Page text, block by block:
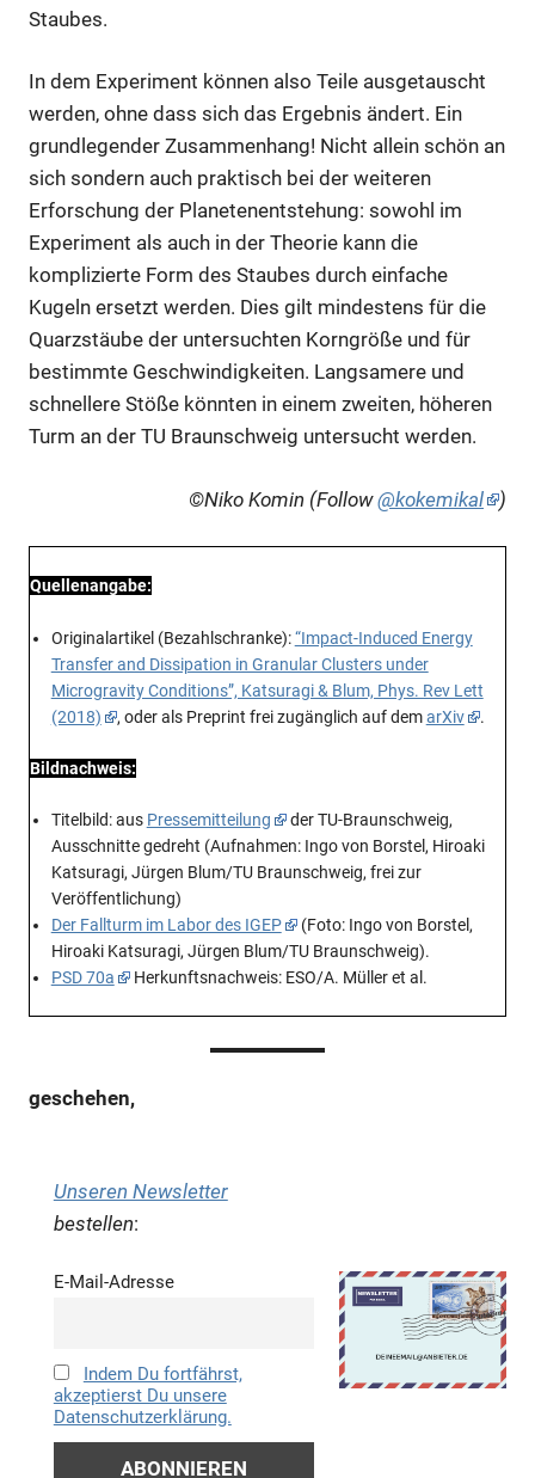
Staubes.
In dem Experiment können also Teile ausgetauscht
werden, ohne dass sich das Ergebnis ändert. Ein
grundlegender Zusammenhang! Nicht allein schön an
sich sondern auch praktisch bei der weiteren
Erforschung der Planetenentstehung: sowohl im
Experiment als auch in der Theorie kann die
komplizierte Form des Staubes durch einfache
Kugeln ersetzt werden. Dies gilt mindestens für die
Quarzstäube der untersuchten Korngröße und für
bestimmte Geschwindigkeiten. Langsamere und
schnellere Stöße könnten in einem zweiten, höheren
Turm an der TU Braunschweig untersucht werden.
©Niko Komin (Follow@kokemikal )
Quellenangabe:
Originalartikel (Bezahlschranke):“Impact-Induced Energy
Transfer and Dissipation in Granular Clusters under
Microgravity Conditions”, Katsuragi & Blum, Phys. Rev Lett
(2018)
, oder als Preprint frei zugänglich auf demarXiv .
Bildnachweis:
Titelbild: aus Pressemitteilung
der TU-Braunschweig,
Ausschnitte gedreht (Aufnahmen: Ingo von Borstel, Hiroaki
Katsuragi, Jürgen Blum/TU Braunschweig, frei zur
Veröffentlichung)
Der Fallturm im Labor des IGEP
(Foto: Ingo von Borstel,
Hiroaki Katsuragi, Jürgen Blum/TU Braunschweig).
PSD 70a
Herkunftsnachweis: ESO/A. Müller et al.
geschehen,
Unseren Newsletter
bestellen:
E-Mail-Adresse
Indem Du fortfährst,
akzeptierst Du unsere
Datenschutzerklärung.